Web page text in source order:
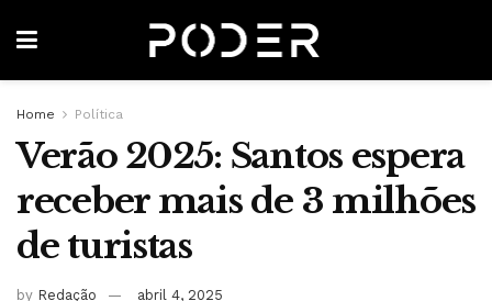
Home Política
Verão 2025: Santos espera
receber mais de 3 milhões
de turistas
by Redação abril 4, 2025